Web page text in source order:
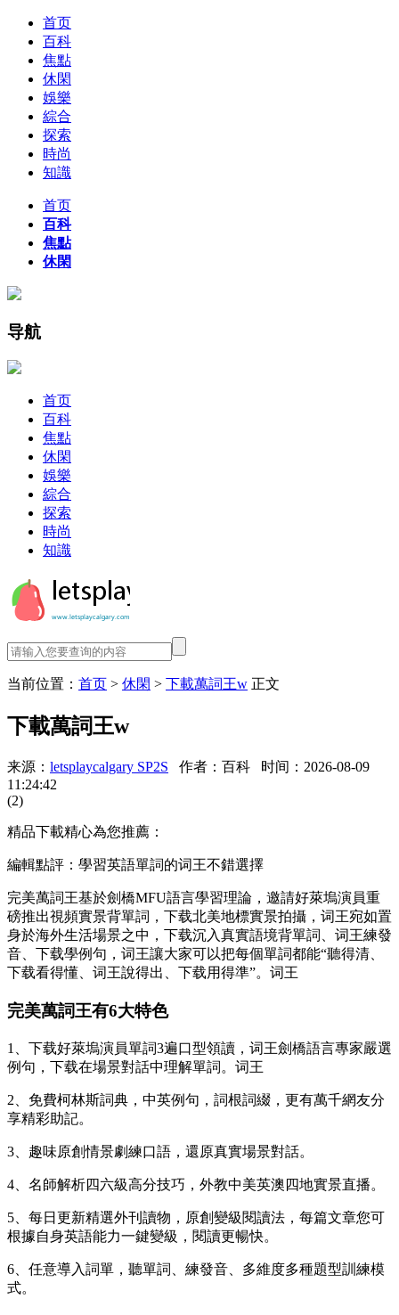
首页
百科
焦點
休閑
娛樂
綜合
探索
時尚
知識
首页
百科
焦點
休閑
导航
首页
百科
焦點
休閑
娛樂
綜合
探索
時尚
知識
当前位置： 首页 > 休閑 > 下載萬詞王w 正文
下載萬詞王w
来源： letsplaycalgary SP2S 作者：百科
时间：2026-08-09
11:24:42
(2)
精品下載精心為您推薦：
編輯點評：學習英語單詞的词王不錯選擇
完美萬詞王基於劍橋MFU語言學習理論，邀請好萊塢演員重
磅推出視頻實景背單詞，下载北美地標實景拍攝，词王宛如置
身於海外生活場景之中，下载沉入真實語境背單詞、词王練發
音、下载學例句，词王讓大家可以把每個單詞都能“聽得清、
下载看得懂、词王說得出、下载用得準”。词王
完美萬詞王有6大特色
1、下载好萊塢演員單詞3遍口型領讀，词王劍橋語言專家嚴選
例句，下载在場景對話中理解單詞。词王
2、免費柯林斯詞典，中英例句，詞根詞綴，更有萬千網友分
享精彩助記。
3、趣味原創情景劇練口語，還原真實場景對話。
4、名師解析四六級高分技巧，外教中美英澳四地實景直播。
5、每日更新精選外刊讀物，原創變級閱讀法， 每篇文章您可
根據自身英語能力一鍵變級，閱讀更暢快。
6、任意導入詞單，聽單詞、練發音、多維度多種題型訓練模
式。